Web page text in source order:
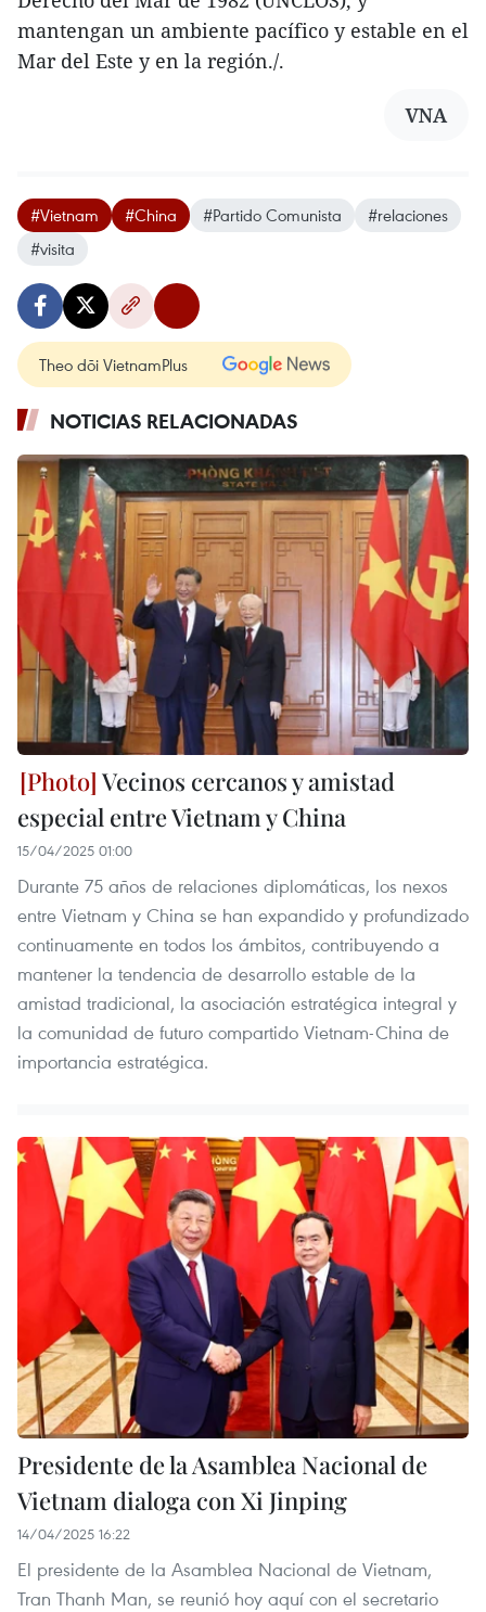
mantengan un ambiente pacífico y estable en el
Mar del Este y en la región./.
VNA
#Vietnam #China #Partido Comunista
#relaciones
#visita
Theo dõi VietnamPlus
NOTICIAS RELACIONADAS
Vecinos cercanos y amistad
especial entre Vietnam y China
15/04/2025 01:00
Durante 75 años de relaciones diplomáticas, los nexos
entre Vietnam y China se han expandido y profundizado
continuamente en todos los ámbitos, contribuyendo a
mantener la tendencia de desarrollo estable de la
amistad tradicional, la asociación estratégica integral y
la comunidad de futuro compartido Vietnam-China de
importancia estratégica.
Presidente de la Asamblea Nacional de
Vietnam dialoga con Xi Jinping
14/04/2025 16:22
El presidente de la Asamblea Nacional de Vietnam,
Tran Thanh Man, se reunió hoy aquí con el secretario